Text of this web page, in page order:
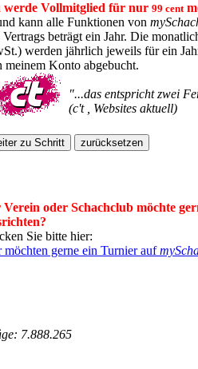
werde Vollmitglied für nur 99 cent
kann alle Funktionen von
Vertrags beträgt ein Jahr. Die
werden jährlich jeweils für ein
meinem Konto abgebucht.
"...das entspricht zwei
(c't , Websites aktuell)
oder Schachclub möchte
Sie bitte hier:
möchten gerne ein Turnier auf
7.888.265